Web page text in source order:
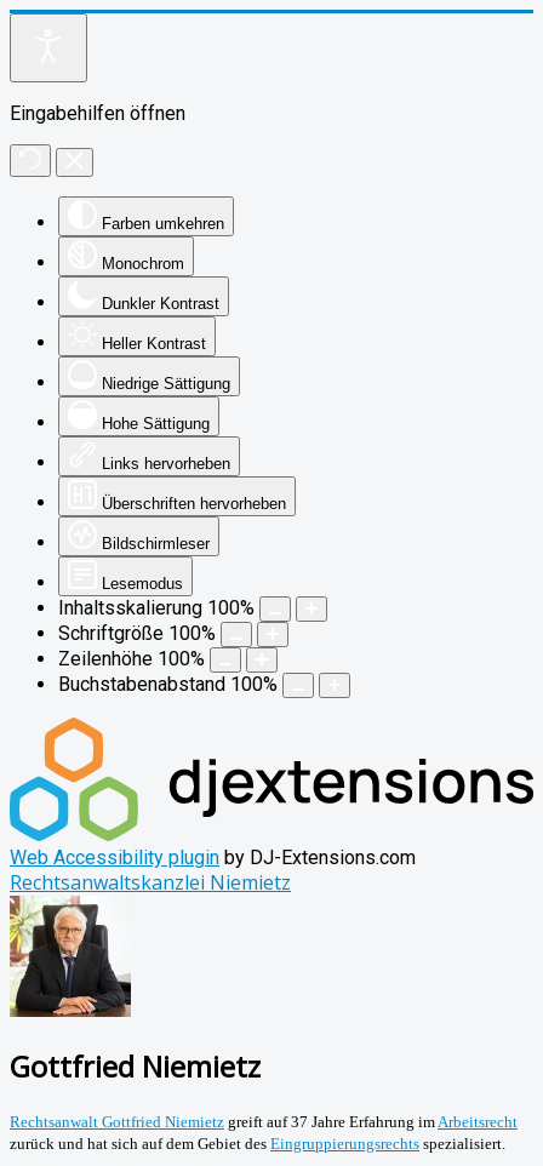
Eingabehilfen öffnen
Farben umkehren
Monochrom
Dunkler Kontrast
Heller Kontrast
Niedrige Sättigung
Hohe Sättigung
Links hervorheben
Überschriften hervorheben
Bildschirmleser
Lesemodus
Inhaltsskalierung 100%
Schriftgröße 100%
Zeilenhöhe 100%
Buchstabenabstand 100%
Web Accessibility plugin by DJ-Extensions.com
Rechtsanwaltskanzlei Niemietz
Gottfried Niemietz
Rechtsanwalt Gottfried Niemietz greift auf 37 Jahre Erfahrung im Arbeitsrecht
zurück und hat sich auf dem Gebiet des Eingruppierungsrechts spezialisiert.